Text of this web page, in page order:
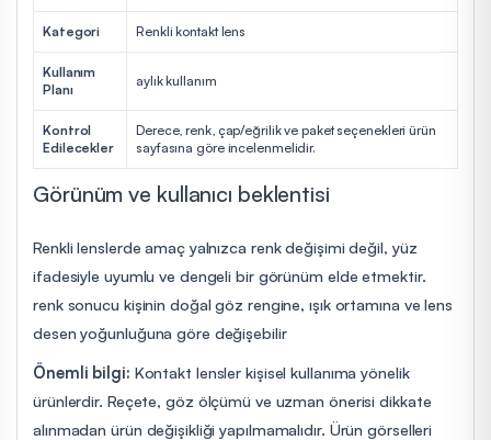
Kategori Renkli kontakt lens
Kullanım
Planı
aylık kullanım
Kontrol
Edilecekler
Derece, renk, çap/eğrilik ve paket seçenekleri ürün
sayfasına göre incelenmelidir.
Görünüm ve kullanıcı beklentisi
Renkli lenslerde amaç yalnızca renk değişimi değil, yüz
ifadesiyle uyumlu ve dengeli bir görünüm elde etmektir.
renk sonucu kişinin doğal göz rengine, ışık ortamına ve lens
desen yoğunluğuna göre değişebilir
Önemli bilgi: Kontakt lensler kişisel kullanıma yönelik
ürünlerdir. Reçete, göz ölçümü ve uzman önerisi dikkate
alınmadan ürün değişikliği yapılmamalıdır. Ürün görselleri